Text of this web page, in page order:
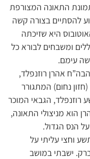
התאונה המצורפת
להסתיים בצורה קשה
היא שזיכתה
ומשבחים לבורא כל
עימם.
אהרן רוזנפלד,
נחום) המתגורר
רוזנפלד, הגבאי המוכר
הוא מניצולי התאונה,
הנס הגדול.
וחצי עליתי על
בבני ברק. ישבתי במושב